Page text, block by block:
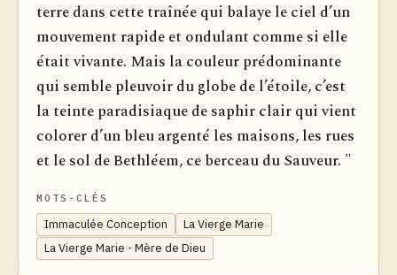
terre dans cette traînée qui balaye le ciel d’un
mouvement rapide et ondulant comme si elle
était vivante. Mais la couleur prédominante
qui semble pleuvoir du globe de l’étoile, c’est
la teinte paradisiaque de saphir clair qui vient
colorer d’un bleu argenté les maisons, les rues
et le sol de Bethléem, ce berceau du Sauveur. "
MOTS-CLÉS
Immaculée Conception
La Vierge Marie
La Vierge Marie - Mère de Dieu